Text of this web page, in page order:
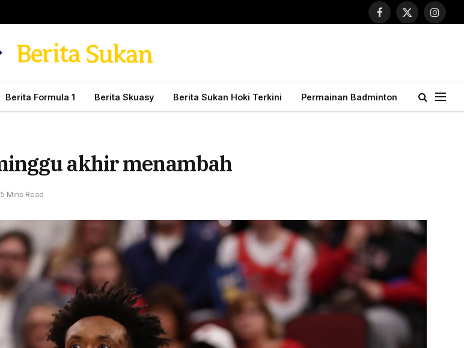
Facebook
X
Berita Formula 1 Berita Skuasy Berita Sukan Hoki Terkini Permainan Badminton
akhir menambah
5 Mins Read